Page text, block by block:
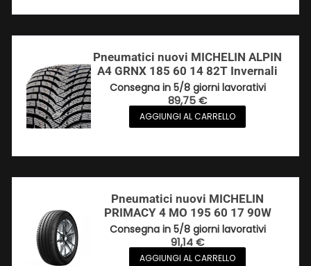
Pneumatici nuovi MICHELIN ALPIN
A4 GRNX 185 60 14 82T Invernali
Consegna in 5/8 giorni lavorativi
89,75€
AGGIUNGI AL CARRELLO
Pneumatici nuovi MICHELIN
PRIMACY 4 MO 195 60 17 90W
Consegna in 5/8 giorni lavorativi
91,14€
AGGIUNGI AL CARRELLO